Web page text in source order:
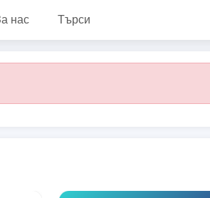
нас Търси